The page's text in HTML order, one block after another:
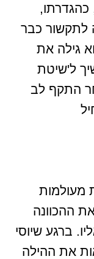
כהגדרתו,
לתקשור כבר
גילה את
ל'שיטת
שנות ה-80, לאחר התקף לב
מעולמות
ההכוונה
ברגע שיוסי
את ההילה